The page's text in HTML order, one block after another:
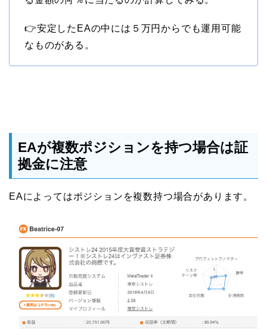
👉安定したEAの中には５万円からでも運用可能
なものがある。
EAが複数ポジションを持つ場合は証
拠金に注意
EAによってはポジションを複数持つ場合があります。